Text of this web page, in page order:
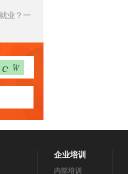
业？一
企业培训
内部培训